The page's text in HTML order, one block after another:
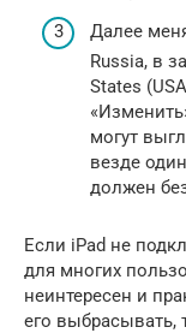
Далее
Russia, в
States
могут
везде
должен
Если iPad не
для многих
неинтересен и
его